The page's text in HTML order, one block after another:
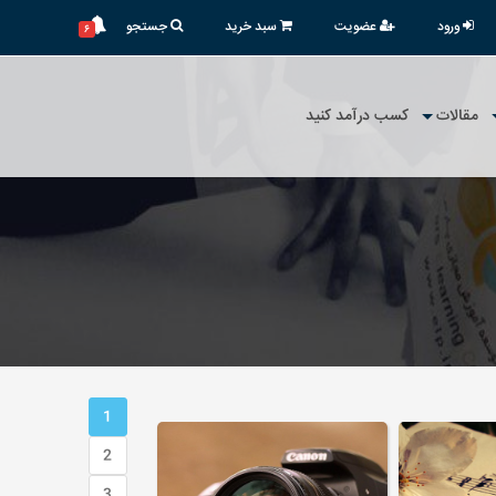
ورود عضویت سبد خرید جستجو ۶
مقالات کسب درآمد کنید
1
2